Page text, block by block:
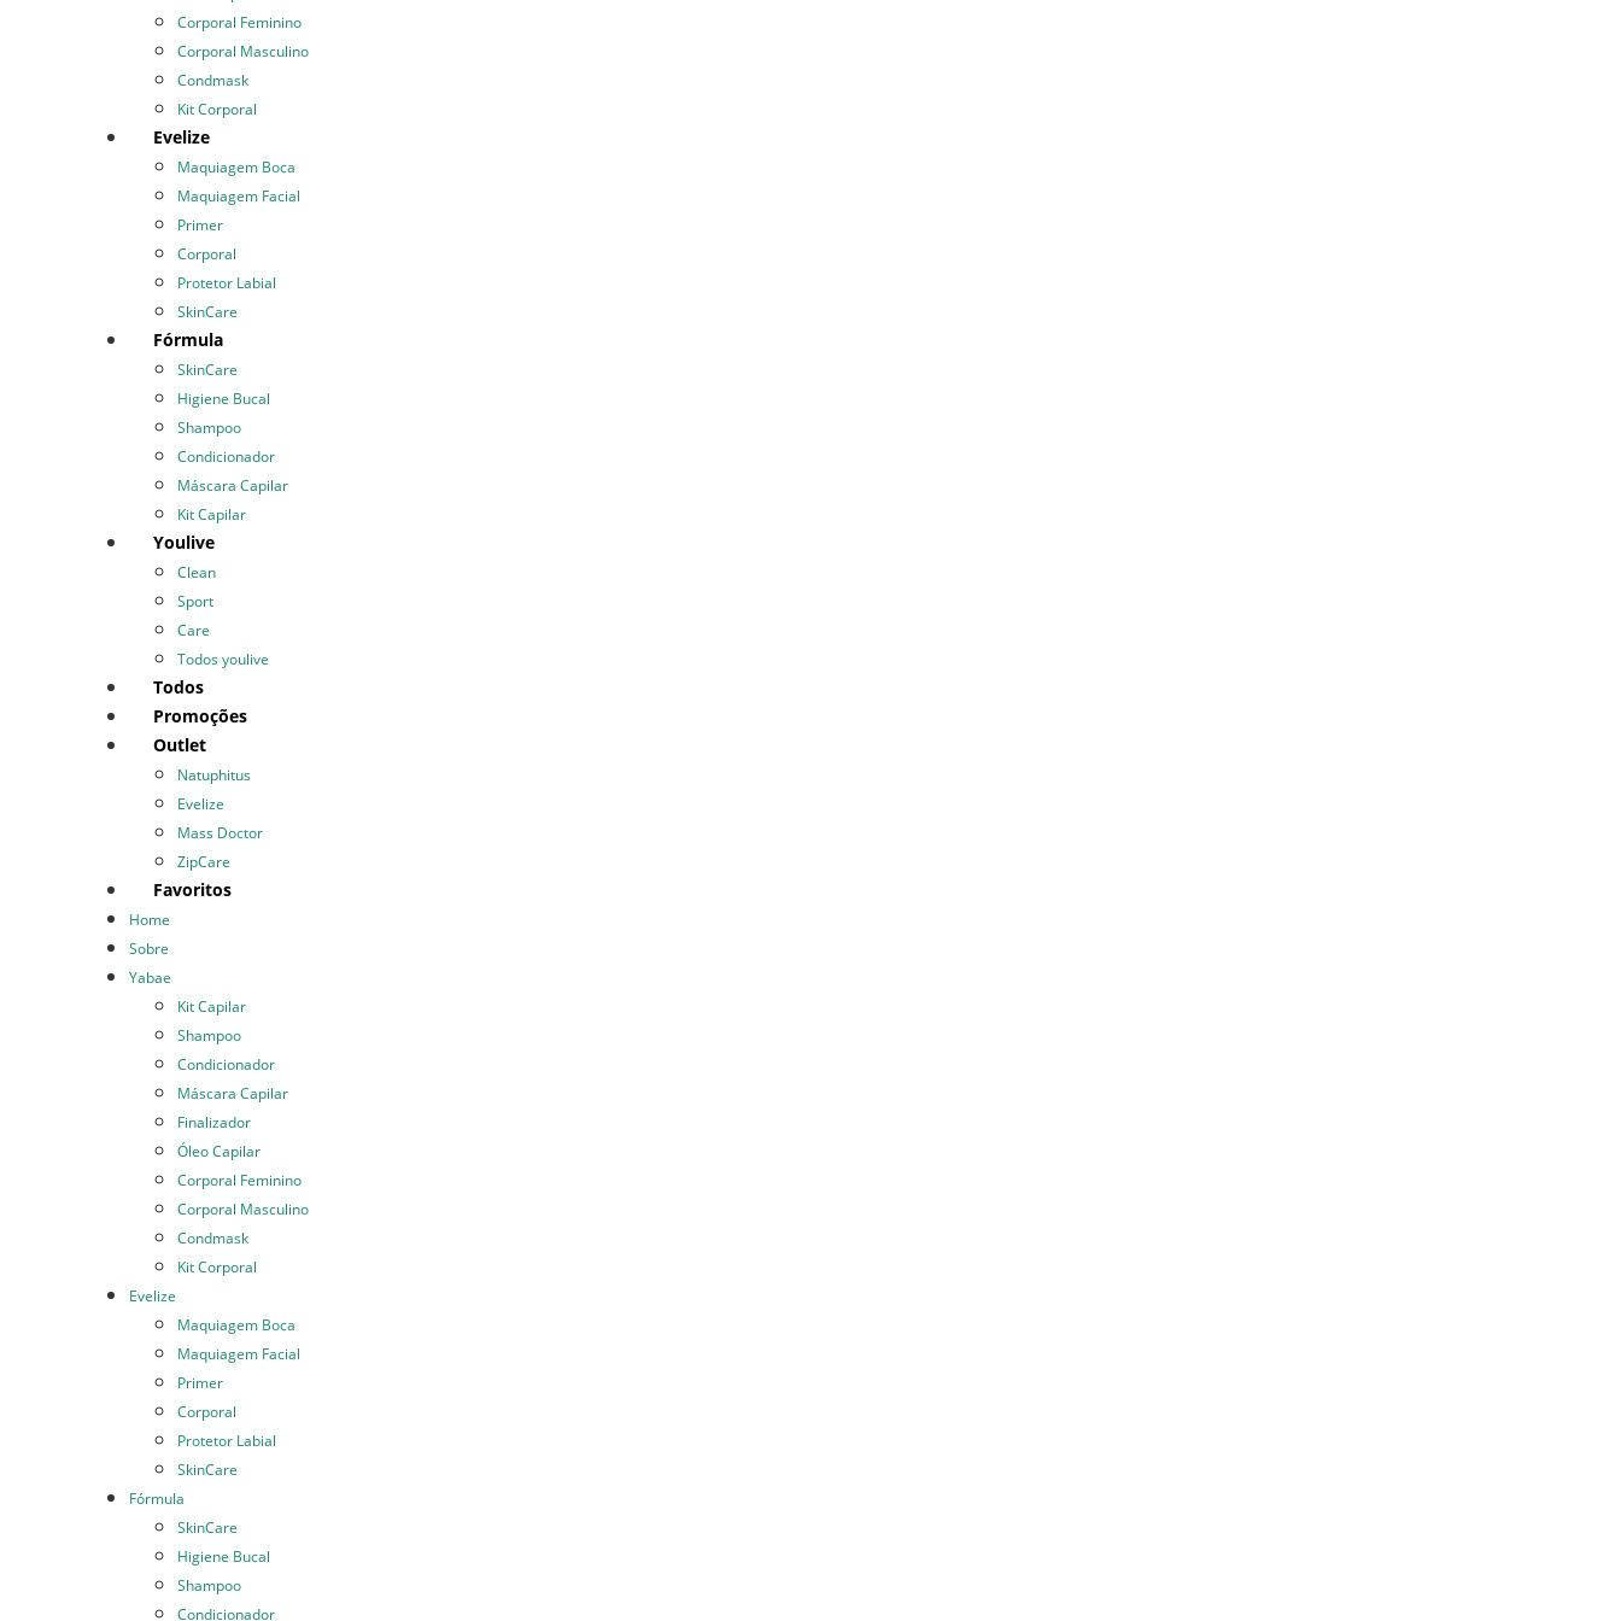
Corporal Feminino
Corporal Masculino
Condmask
Kit Corporal
Evelize
Maquiagem Boca
Maquiagem Facial
Primer
Corporal
Protetor Labial
SkinCare
Fórmula
SkinCare
Higiene Bucal
Shampoo
Condicionador
Máscara Capilar
Kit Capilar
Youlive
Clean
Sport
Care
Todos youlive
Todos
Promoções
Outlet
Natuphitus
Evelize
Mass Doctor
ZipCare
Favoritos
Home
Sobre
Yabae
Kit Capilar
Shampoo
Condicionador
Máscara Capilar
Finalizador
Óleo Capilar
Corporal Feminino
Corporal Masculino
Condmask
Kit Corporal
Evelize
Maquiagem Boca
Maquiagem Facial
Primer
Corporal
Protetor Labial
SkinCare
Fórmula
SkinCare
Higiene Bucal
Shampoo
Condicionador